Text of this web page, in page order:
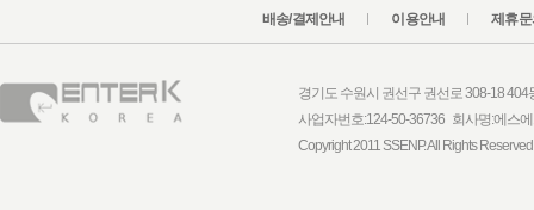
배송/결제안내 이용안내 제휴문
경기도 수원시 권선구 권선로 308-18
사업자번호:124-50-36736 회사명:에스
Copyright 2011 SSENP. All Rights Reserved